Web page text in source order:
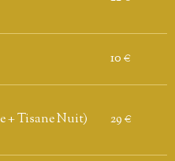
10 €
+ Tisane Nuit) 29 €